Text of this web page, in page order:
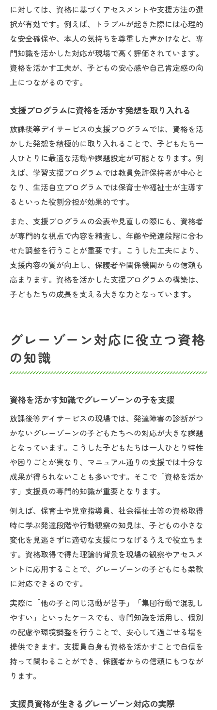
に対しては、資格に基づくアセスメントや支援方法の選
択が有効です。例えば、トラブルが起きた際には心理的
な安全確保や、本人の気持ちを尊重した声かけなど、専
門知識を活かした対応が現場で高く評価されています。
資格を活かす工夫が、子どもの安心感や自己肯定感の向
上につながるのです。
支援プログラムに資格を活かす発想を取り入れる
放課後等デイサービスの支援プログラムでは、資格を活
かした発想を積極的に取り入れることで、子どもたち一
人ひとりに最適な活動や課題設定が可能となります。例
えば、学習支援プログラムでは教員免許保持者が中心と
なり、生活自立プログラムでは保育士や福祉士が主導す
るといった役割分担が効果的です。
また、支援プログラムの公表や見直しの際にも、資格者
が専門的な視点で内容を精査し、年齢や発達段階に合わ
せた調整を行うことが重要です。こうした工夫により、
支援内容の質が向上し、保護者や関係機関からの信頼も
高まります。資格を活かした支援プログラムの構築は、
子どもたちの成長を支える大きな力となっています。
グレーゾーン対応に役立つ資格
の知識
資格を活かす知識でグレーゾーンの子を支援
放課後等デイサービスの現場では、発達障害の診断がつ
かないグレーゾーンの子どもたちへの対応が大きな課題
となっています。こうした子どもたちは一人ひとり特性
や困りごとが異なり、マニュアル通りの支援では十分な
成果が得られないことも多いです。そこで「資格を活か
す」支援員の専門的知識が重要となります。
例えば、保育士や児童指導員、社会福祉士等の資格取得
時に学ぶ発達段階や行動観察の知見は、子どもの小さな
変化を見逃さずに適切な支援につなげるうえで役立ちま
す。資格取得で得た理論的背景を現場の観察やアセスメ
ントに応用することで、グレーゾーンの子どもにも柔軟
に対応できるのです。
実際に「他の子と同じ活動が苦手」「集団行動で混乱し
やすい」といったケースでも、専門知識を活用し、個別
の配慮や環境調整を行うことで、安心して過ごせる場を
提供できます。支援員自身も資格を活かすことで自信を
持って関わることができ、保護者からの信頼にもつなが
ります。
支援員資格が生きるグレーゾーン対応の実際